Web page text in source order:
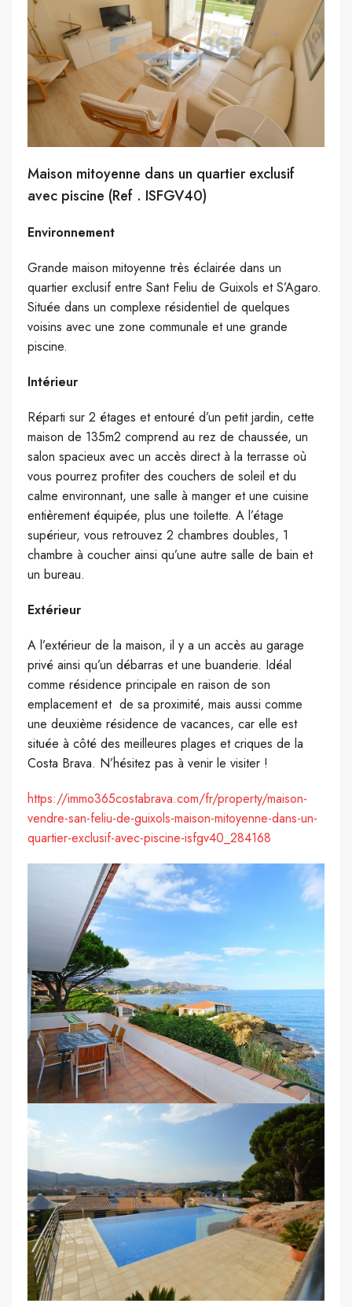
Maison mitoyenne dans un quartier exclusif
avec piscine (Ref . ISFGV40)
Environnement
Grande maison mitoyenne très éclairée dans un
quartier exclusif entre Sant Feliu de Guixols et S’Agaro.
Située dans un complexe résidentiel de quelques
voisins avec une zone communale et une grande
piscine.
Intérieur
Réparti sur 2 étages et entouré d’un petit jardin, cette
maison de 135m2 comprend au rez de chaussée, un
salon spacieux avec un accès direct à la terrasse où
vous pourrez profiter des couchers de soleil et du
calme environnant, une salle à manger et une cuisine
entièrement équipée, plus une toilette. A l’étage
supérieur, vous retrouvez 2 chambres doubles, 1
chambre à coucher ainsi qu’une autre salle de bain et
un bureau.
Extérieur
A l’extérieur de la maison, il y a un accès au garage
privé ainsi qu’un débarras et une buanderie. Idéal
comme résidence principale en raison de son
emplacement et de sa proximité, mais aussi comme
une deuxième résidence de vacances, car elle est
située à côté des meilleures plages et criques de la
Costa Brava. N’hésitez pas à venir le visiter !
https://immo365costabrava.com/fr/property/maison-
vendre-san-feliu-de-guixols-maison-mitoyenne-dans-un-
quartier-exclusif-avec-piscine-isfgv40_284168